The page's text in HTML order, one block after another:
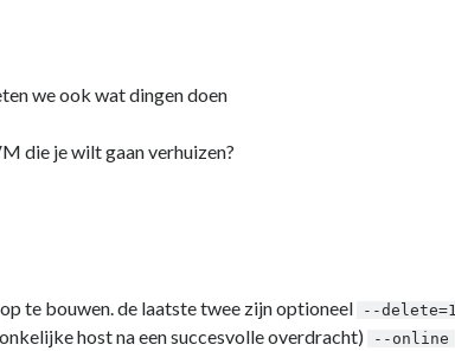
we ook wat dingen doen
die je wilt gaan verhuizen?
te bouwen. de laatste twee zijn optioneel --delete=1
host na een succesvolle overdracht) --online